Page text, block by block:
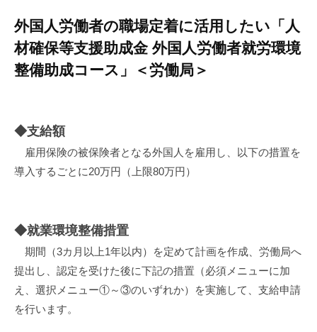
外国人労働者の職場定着に活用したい「人
材確保等支援助成金 外国人労働者就労環境
整備助成コース」＜労働局＞
◆支給額
雇用保険の被保険者となる外国人を雇用し、以下の措置を
導入するごとに20万円（上限80万円）
◆就業環境整備措置
期間（3カ月以上1年以内）を定めて計画を作成、労働局へ
提出し、認定を受けた後に下記の措置（必須メニューに加
え、選択メニュー①～③のいずれか）を実施して、支給申請
を行います。